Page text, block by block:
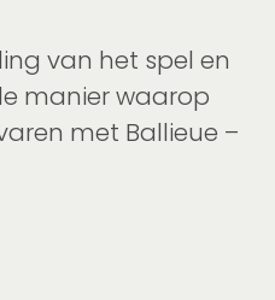
van het spel en
manier waarop
met Ballieue –